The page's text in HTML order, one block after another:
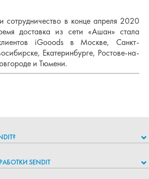
SENDIT
сотрудничество в конце апреля 2020
доставка из сети «Ашан» стала
iGooods в Москве, Санкт-
Екатеринбурге, Ростове-на-
и Тюмени.